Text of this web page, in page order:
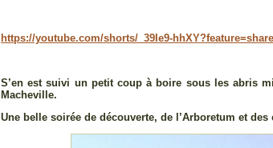
https://youtube.com/shorts/_39Ie9-hhXY?feature=share
S’en est suivi un petit coup à boire sous les abris
Macheville.
Une belle soirée de découverte, de l’Arboretum et